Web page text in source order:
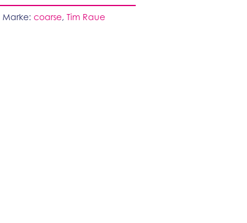
Marke:coarse,Tim Raue